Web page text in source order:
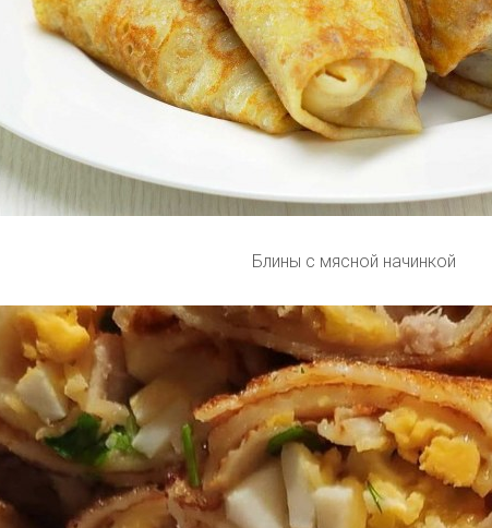
Блины с мясной начинкой